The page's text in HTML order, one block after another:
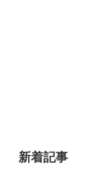
新着記事